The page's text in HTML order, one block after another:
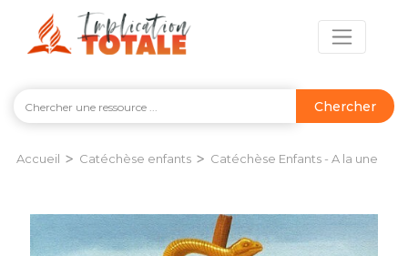
Chercher
Accueil > Catéchèse enfants > Catéchèse Enfants - A la une